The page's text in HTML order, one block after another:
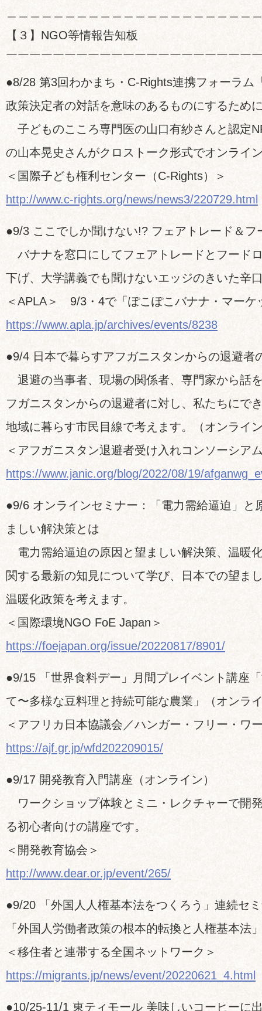
＿＿＿＿＿＿＿＿＿＿＿＿＿＿＿＿＿＿＿＿＿
【３】NGO等情報告知板
￣￣￣￣￣￣￣￣￣￣￣￣￣￣￣￣￣￣￣￣￣
●8/28 第3回わかまち・C-Rights連携フォーラム
政策決定者の対話を意味のあるものにするため
子どものこころ専門医の山口有紗さんと認定
の山本晃史さんがクロストーク形式でオンライ
＜国際子ども権利センター（C-Rights）＞
http://www.c-rights.org/news/news3/220729.html
●9/3 ここでしか聞けない!? フェアトレード＆フ
バナナを窓口にしてフェアトレードとフード
下げ、大学講義でも聞けないエッジのきいた辛
＜APLA＞ 9/3・4で「ぽこぽこバナナ・マーケ
https://www.apla.jp/archives/events/8238
●9/4 日本で暮らすアフガニスタンからの退避者
退避の当事者、現場の関係者、専門家から話
フガニスタンからの退避者に対し、私たちにで
地域に暮らす市民目線で考えます。（オンライ
＜アフガニスタン退避者受け入れコンソーシア
https://www.janic.org/blog/2022/08/19/
●9/6 オンラインセミナー：「電力需給逼迫」と
ましい解決策とは
電力需給逼迫の原因と望ましい解決策、温暖
関する最新の知見について学び、日本での望ま
温暖化政策を考えます。
＜国際環境NGO FoE Japan＞
https://foejapan.org/issue/20220817/8901/
●9/15 「世界食料デー」月間プレイベント講座
て〜多様な豆料理と持続可能な農業」（オンラ
＜アフリカ日本協議会／ハンガー・フリー・ワ
https://ajf.gr.jp/wfd202209015/
●9/17 開発教育入門講座（オンライン）
ワークショップ体験とミニ・レクチャーで開
る初心者向けの講座です。
＜開発教育協会＞
http://www.dear.or.jp/event/265/
●9/20 「外国人人権基本法をつくろう」連続セ
「外国人労働者政策の根本的転換と人権基本法
＜移住者と連帯する全国ネットワーク＞
https://migrants.jp/news/event/20220621_4.html
●10/25-11/1 東ティモール 美味しいコーヒーに